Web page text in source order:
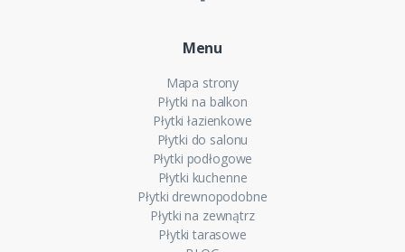
Menu
Mapa strony
Płytki na balkon
Płytki łazienkowe
Płytki do salonu
Płytki podłogowe
Płytki kuchenne
Płytki drewnopodobne
Płytki na zewnątrz
Płytki tarasowe